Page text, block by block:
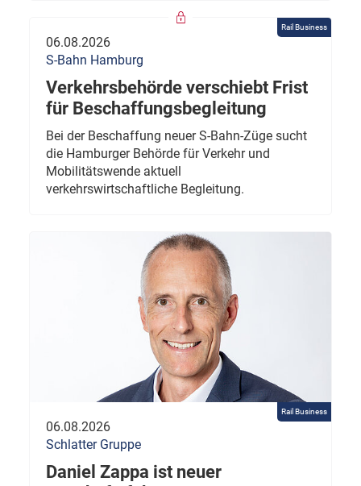
Rail Business
06.08.2026
S-Bahn Hamburg
Verkehrsbehörde verschiebt Frist
für Beschaffungsbegleitung
Bei der Beschaffung neuer S-Bahn-Züge sucht
die Hamburger Behörde für Verkehr und
Mobilitätswende aktuell
verkehrswirtschaftliche Begleitung.
Rail Business
06.08.2026
Schlatter Gruppe
Daniel Zappa ist neuer